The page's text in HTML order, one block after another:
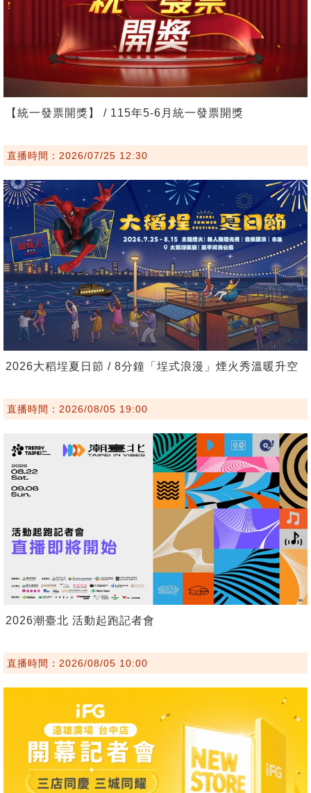
【統一發票開獎】 / 115年5-6月統一發票開獎
直播時間：2026/07/25 12:30
2026大稻埕夏日節 / 8分鐘「埕式浪漫」煙火秀溫暖升空
直播時間：2026/08/05 19:00
2026潮臺北 活動起跑記者會
直播時間：2026/08/05 10:00